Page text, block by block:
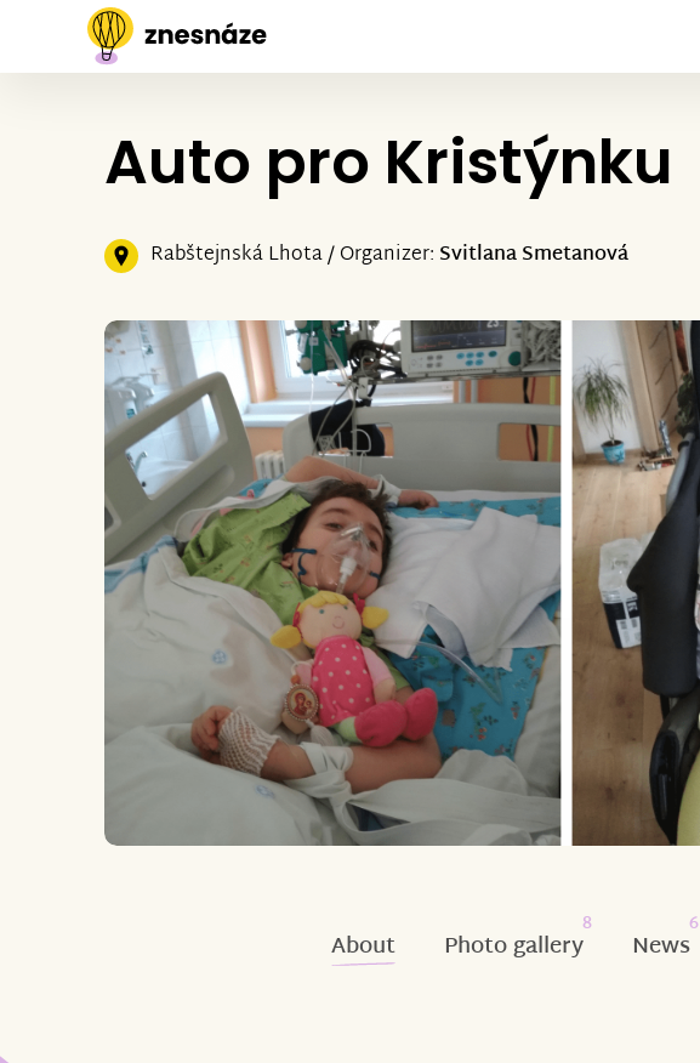
Auto pro Kristýnku
Rabštejnská Lhota / Organizer: Svitlana Smetanová
About Photo gallery
8
News
6